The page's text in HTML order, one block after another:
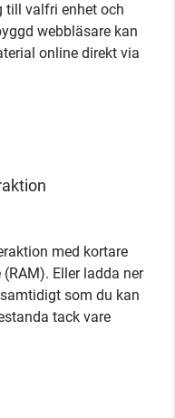
till valfri enhet och
webbläsare kan
online direkt via
med kortare
Eller ladda ner
som du kan
tack vare